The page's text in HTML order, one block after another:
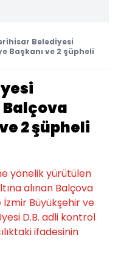
Belediyesi
Başkanı ve 2 şüpheli
2 şüpheli
yönelik yürütülen
alınan Balçova
İzmir Büyükşehir ve
D.B. adli kontrol
ifadesinin